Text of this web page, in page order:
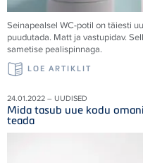
Seinapealsel WC-potil on täiesti
puudutada. Matt ja vastupidav.
sametise pealispinnaga.
LOE ARTIKLIT
24.01.2022 – UUDISED
Mida tasub uue kodu
teada